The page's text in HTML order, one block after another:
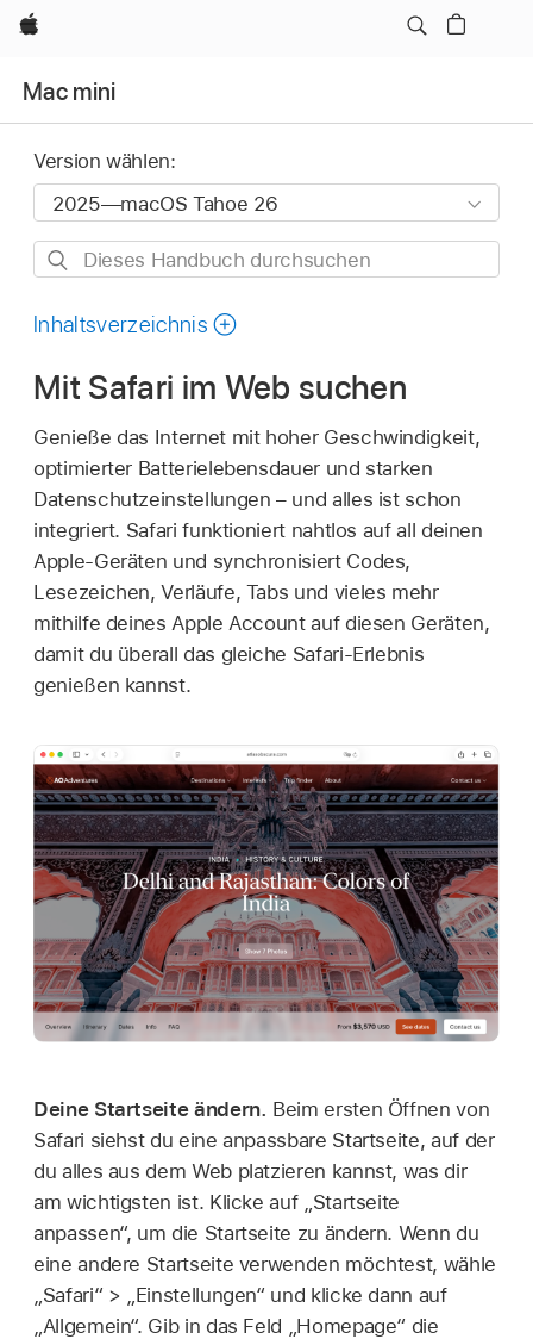
Apple
Mac mini
Version wählen:
Dieses
durchsuchen
Inhaltsverzeichnis
Mit Safari im Web suchen
Genieße das Internet mit hoher Geschwindigkeit,
optimierter Batterielebensdauer und starken
Datenschutzeinstellungen – und alles ist schon
integriert. Safari funktioniert nahtlos auf all deinen
Apple-Geräten und synchronisiert Codes,
Lesezeichen, Verläufe, Tabs und vieles mehr
mithilfe deines Apple Account auf diesen Geräten,
damit du überall das gleiche Safari-Erlebnis
genießen kannst.
Deine Startseite ändern. Beim ersten Öffnen von
Safari siehst du eine anpassbare Startseite, auf der
du alles aus dem Web platzieren kannst, was dir
am wichtigsten ist. Klicke auf „Startseite
anpassen“, um die Startseite zu ändern. Wenn du
eine andere Startseite verwenden möchtest, wähle
„Safari“ > „Einstellungen“ und klicke dann auf
„Allgemein“. Gib in das Feld „Homepage“ die